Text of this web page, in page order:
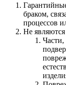
браком,
процессов
Не
Части,